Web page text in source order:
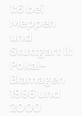
1:6 bei
Meppen
und
Stuttgart II:
Pokal-
Blamagen
1996 und
2000